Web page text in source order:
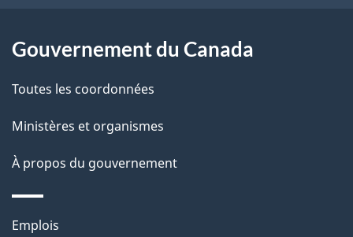
l
a
p
a
g
e
Gouvernement du Canada
Toutes les coordonnées
Ministères et organismes
À propos du gouvernement
Thèmes
Emplois